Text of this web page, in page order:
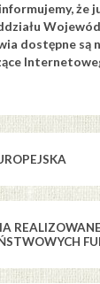
że
dostępne są